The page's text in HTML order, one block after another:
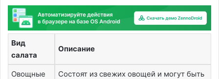
Вид
салата
Описание
Овощные
Состоят из свежих овощей и могут быть